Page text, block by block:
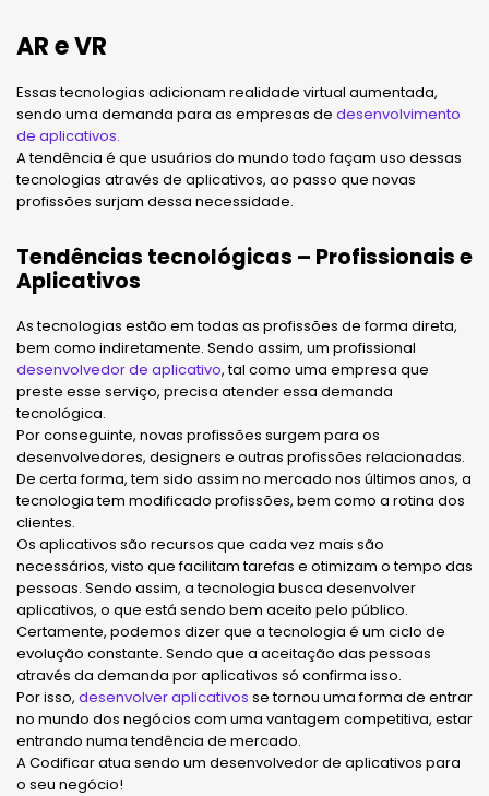
AR e VR
Essas tecnologias adicionam realidade virtual aumentada,
sendo uma demanda para as empresas de desenvolvimento
de aplicativos.
A tendência é que usuários do mundo todo façam uso dessas
tecnologias através de aplicativos, ao passo que novas
profissões surjam dessa necessidade.
Tendências tecnológicas – Profissionais e
Aplicativos
As tecnologias estão em todas as profissões de forma direta,
bem como indiretamente. Sendo assim, um profissional
desenvolvedor de aplicativo, tal como uma empresa que
preste esse serviço, precisa atender essa demanda
tecnológica.
Por conseguinte, novas profissões surgem para os
desenvolvedores, designers e outras profissões relacionadas.
De certa forma, tem sido assim no mercado nos últimos anos, a
tecnologia tem modificado profissões, bem como a rotina dos
clientes.
Os aplicativos são recursos que cada vez mais são
necessários, visto que facilitam tarefas e otimizam o tempo das
pessoas. Sendo assim, a tecnologia busca desenvolver
aplicativos, o que está sendo bem aceito pelo público.
Certamente, podemos dizer que a tecnologia é um ciclo de
evolução constante. Sendo que a aceitação das pessoas
através da demanda por aplicativos só confirma isso.
Por isso, desenvolver aplicativos se tornou uma forma de entrar
no mundo dos negócios com uma vantagem competitiva, estar
entrando numa tendência de mercado.
A Codificar atua sendo um desenvolvedor de aplicativos para
o seu negócio!